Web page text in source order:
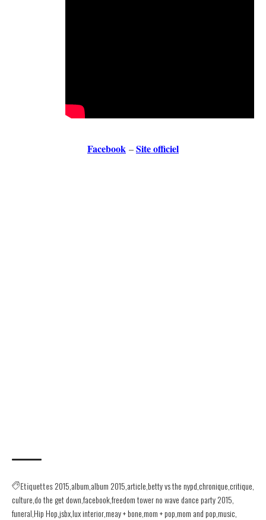
Facebook –Site officiel
Etiquettes2015 album album 2015 articlebetty vs the nypd chronique critique
culture do the get downfacebookfreedom tower no wave dance party 2015
funeralHip Hopjsbxlux interiormeay + bonemom + popmom and popmusic